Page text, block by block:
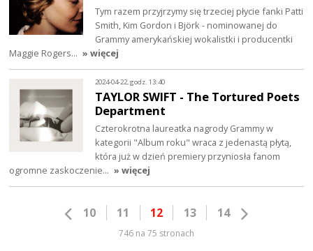
Tym razem przyjrzymy się trzeciej płycie fanki Patti
Smith, Kim Gordon i Björk - nominowanej do
Grammy amerykańskiej wokalistki i producentki
Maggie Rogers… » więcej
2024-04-22, godz. 13:40
TAYLOR SWIFT - The Tortured Poets
Department
Czterokrotna laureatka nagrody Grammy w
kategorii "Album roku" wraca z jedenastą płytą,
która już w dzień premiery przyniosła fanom
ogromne zaskoczenie… » więcej
10 11 12 13 14
746 na 75 stronach